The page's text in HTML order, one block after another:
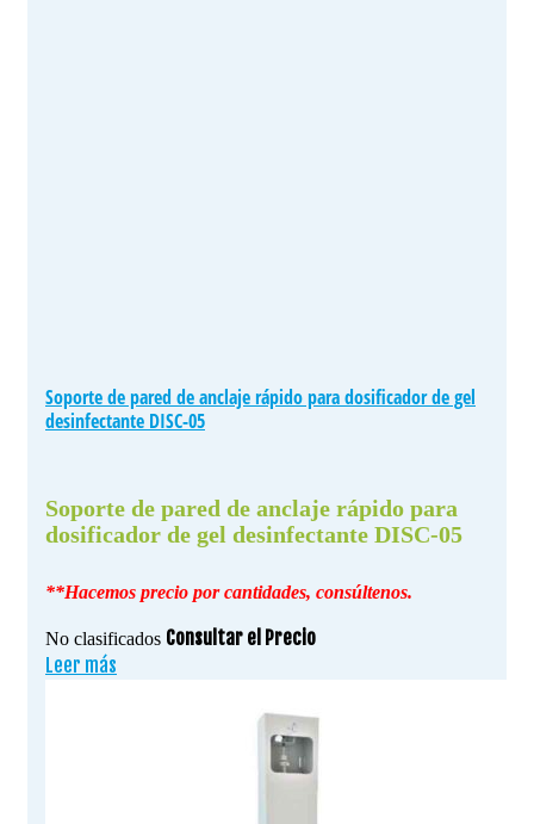
Soporte de pared de anclaje rápido para dosificador de gel
desinfectante DISC-05
Soporte de pared de anclaje rápido para
dosificador de gel desinfectante DISC-05
**Hacemos precio por cantidades, consúltenos.
No clasificados Consultar el Precio
Leer más